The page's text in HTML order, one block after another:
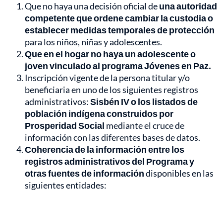
Que no haya una decisión oficial deuna autoridad
competente que ordene cambiar la custodia o
establecer medidas temporales de protección
para los niños, niñas y adolescentes.
Que en el hogar no haya un adolescente o
joven vinculado al programa Jóvenes en Paz.
Inscripción vigente de la persona titular y/o
beneficiaria en uno de los siguientes registros
administrativos:Sisbén IV o los listados de
población indígena construidos por
Prosperidad Social mediante el cruce de
información con las diferentes bases de datos.
Coherencia de la información entre los
registros administrativos del Programa y
otras fuentes de informacióndisponibles en las
siguientes entidades: